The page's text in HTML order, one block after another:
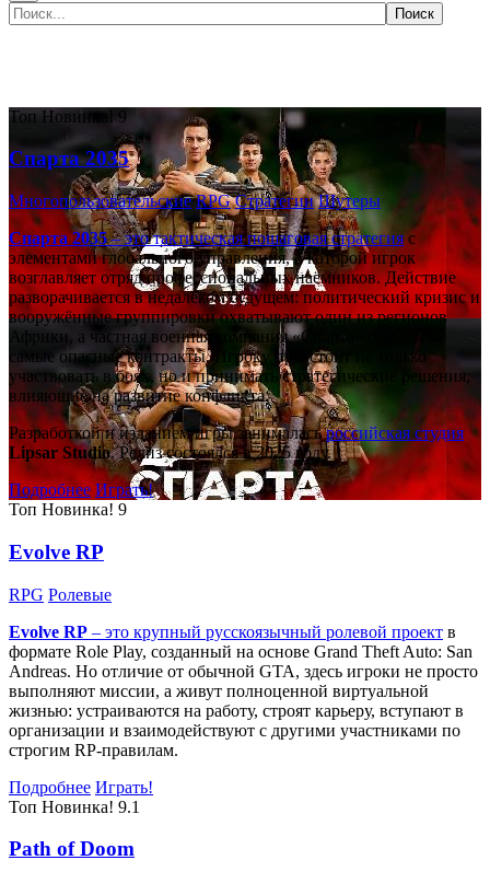
Топ Новинка! 9
Спарта 2035
Многопользовательские RPG Стратегии Шутеры
Спарта 2035– это тактическаяпошаговая стратегияс
элементами глобального управления, в которой игрок
возглавляет отряд профессиональных наёмников. Действие
разворачивается в недалёком будущем: политический кризис и
вооружённые группировки охватывают один из регионов
Африки, а частная военная компания «Спарта» берётся за
самые опасные контракты. Игроку предстоит не только
участвовать в боях, но и принимать стратегические решения,
влияющие на развитие конфликта.
Разработкой и изданием игры занималасьроссийская студия
Lipsar Studio. Релиз состоялся в 2025 году.
Подробнее Играть!
Топ Новинка! 9
Evolve RP
RPG Ролевые
Evolve RP – это крупный русскоязычный ролевой проект в
формате Role Play, созданный на основе Grand Theft Auto: San
Andreas. Но отличие от обычной GTA, здесь игроки не просто
выполняют миссии, а живут полноценной виртуальной
жизнью: устраиваются на работу, строят карьеру, вступают в
организации и взаимодействуют с другими участниками по
строгим RP-правилам.
Подробнее Играть!
Топ Новинка! 9.1
Path of Doom